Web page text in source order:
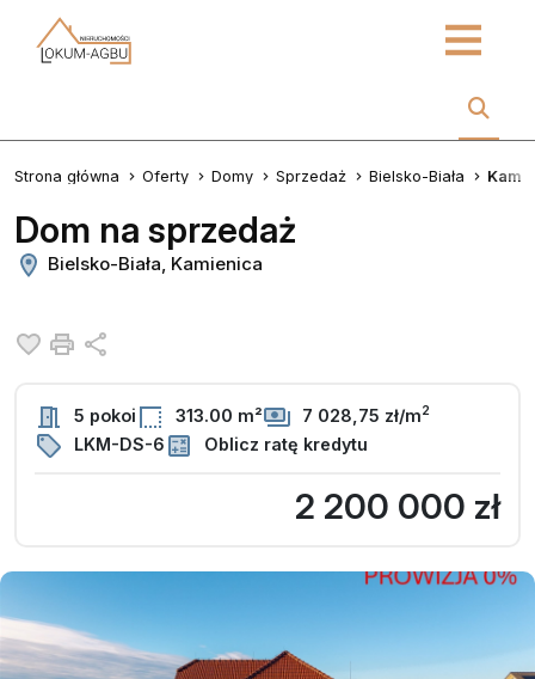
Strona główna Oferty Domy Sprzedaż Bielsko-Biała
Dom na sprzedaż
Bielsko-Biała, Kamienica
Dodaj do ulubionych
Drukuj
5 pokoi 313.00 m² 7 028,75 zł/m2
LKM-DS-6 Oblicz ratę kredytu
2 200 000 zł